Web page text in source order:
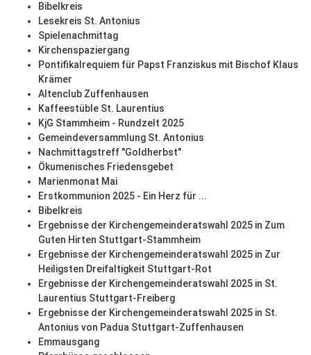
Bibelkreis
Lesekreis St. Antonius
Spielenachmittag
Kirchenspaziergang
Pontifikalrequiem für Papst Franziskus mit Bischof Klaus
Krämer
Altenclub Zuffenhausen
Kaffeestüble St. Laurentius
KjG Stammheim - Rundzelt 2025
Gemeindeversammlung St. Antonius
Nachmittagstreff "Goldherbst"
Ökumenisches Friedensgebet
Marienmonat Mai
Erstkommunion 2025 - Ein Herz für ...
Bibelkreis
Ergebnisse der Kirchengemeinderatswahl 2025 in Zum
Guten Hirten Stuttgart-Stammheim
Ergebnisse der Kirchengemeinderatswahl 2025 in Zur
Heiligsten Dreifaltigkeit Stuttgart-Rot
Ergebnisse der Kirchengemeinderatswahl 2025 in St.
Laurentius Stuttgart-Freiberg
Ergebnisse der Kirchengemeinderatswahl 2025 in St.
Antonius von Padua Stuttgart-Zuffenhausen
Emmausgang